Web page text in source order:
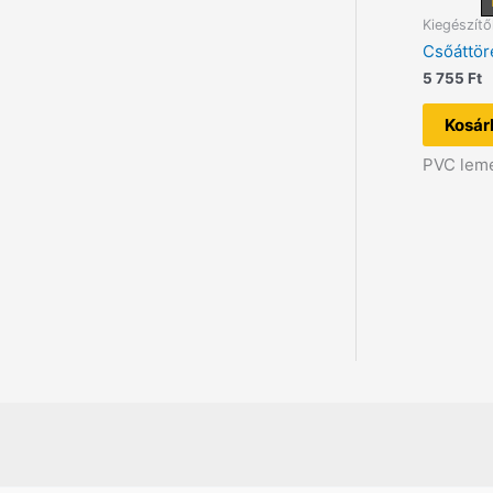
5 755 Ft
PVC